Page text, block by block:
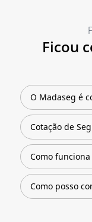
Ficou
O Madaseg é
Cotação de
Como funciona
Como posso